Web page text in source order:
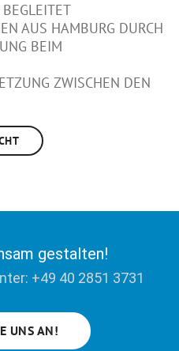
AUS HAMBURG DURCH
BEIM
ZWISCHEN DEN
gestalten!
+49 40 2851 3731
UNS AN!